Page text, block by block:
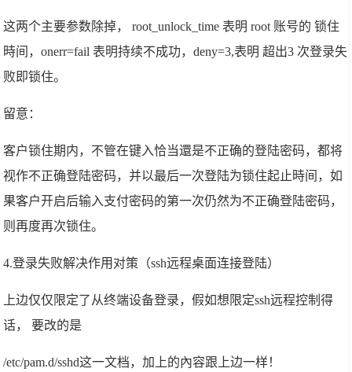
这两个主要参数除掉， root_unlock_time 表明 root 账号的 锁住
時间，onerr=fail 表明持续不成功，deny=3,表明 超出3 次登录失
败即锁住。
留意：
客户锁住期内，不管在键入恰当還是不正确的登陆密码，都将
视作不正确登陆密码，并以最后一次登陆为锁住起止時间，如
果客户开启后输入支付密码的第一次仍然为不正确登陆密码，
则再度再次锁住。
4.登录失败解决作用对策（ssh远程桌面连接登陆）
上边仅仅限定了从终端设备登录，假如想限定ssh远程控制得
话， 要改的是
/etc/pam.d/sshd这一文档，加上的內容跟上边一样！